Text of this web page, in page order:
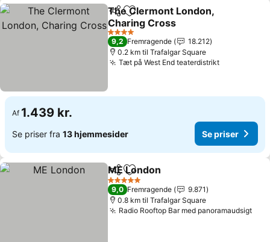
Del Føj til favoritter
The Clermont London,
Charing Cross
4 Stjerner
9,2 Fremragende
18.212
0.2 km til Trafalgar Square
Tæt på West End teaterdistrikt
Af 1.439 kr.
Se priser fra 13 hjemmesider Se priser
Del Føj til favoritter
ME London
5 Stjerner
9,0 Fremragende
9.871
0.8 km til Trafalgar Square
Radio Rooftop Bar med panoramaudsigt